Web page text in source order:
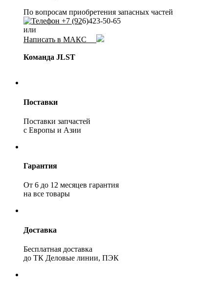
По вопросам приобретения запасных частей
+7 (926)423-50-65
или
Написать в МАКС
Команда JLST
Поставки
Поставки запчастей
с Европы и Азии
Гарантия
От 6 до 12 месяцев гарантия
на все товары
Доставка
Бесплатная доставка
до ТК Деловые линии, ПЭК